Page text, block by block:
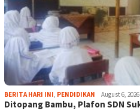
BERITA HARI INI, PENDIDIKAN August 6, 2026
Ditopang Bambu, Plafon SDN